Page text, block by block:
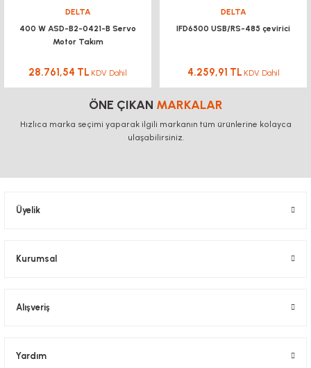
DELTA
400 W ASD-B2-0421-B Servo
Motor Takım
28.761,54 TL KDV Dahil
DELTA
IFD6500 USB/RS-485 çevirici
4.259,91 TL KDV Dahil
ÖNE ÇIKAN MARKALAR
Hızlıca marka seçimi yaparak ilgili markanın tüm ürünlerine kolayca
ulaşabilirsiniz.
Üyelik
Kurumsal
Alışveriş
Yardım